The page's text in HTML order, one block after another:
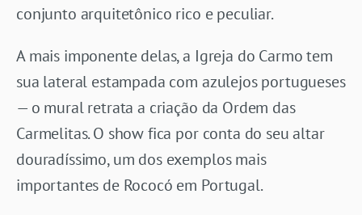
conjunto arquitetônico rico e peculiar.
A mais imponente delas, a Igreja do Carmo tem
sua lateral estampada com azulejos portugueses
— o mural retrata a criação da Ordem das
Carmelitas. O show fica por conta do seu altar
douradíssimo, um dos exemplos mais
importantes de Rococó em Portugal.